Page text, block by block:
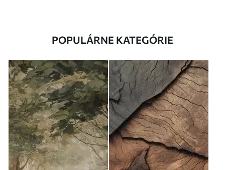
POPULÁRNE KATEGÓRIE